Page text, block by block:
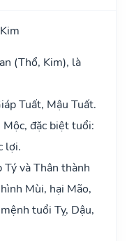
(Thổ, Kim), là
Tuất, Mậu Tuất.
đặc biệt tuổi:
lợi.
và Thân thành
Mùi, hại Mão,
tuổi Tỵ, Dậu,